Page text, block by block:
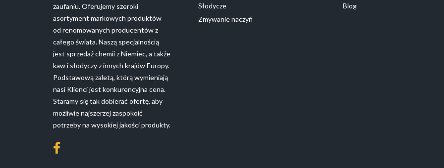
zaufaniu. Oferujemy szeroki
asortyment markowych produktów
od renomowanych producentów z
całego świata. Naszą specjalnością
jest sprzedaż chemii z Niemiec, a także
kaw i słodyczy z innych krajów Europy.
Podstawową zaletą, którą wymieniają
nasi Klienci jest konkurencyjna cena.
Staramy się tak dobierać ofertę, aby
możliwie najszerzej zaspokoić
potrzeby na wysokiej jakości produkty.
Słodycze
Zmywanie naczyń
Blog